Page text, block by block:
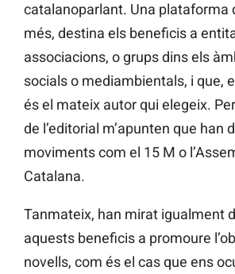
catalanoparlant. Una plataforma
més, destina els beneficis a
associacions, o grups dins els
socials o mediambientals, i que,
és el mateix autor qui elegeix.
de l’editorial m’apunten que han
moviments com el 15 M o
Catalana.
Tanmateix, han mirat igualment
aquests beneficis a promoure
novells, com és el cas que ens